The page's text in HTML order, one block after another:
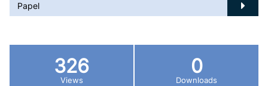
Papel
326
Views
0
Downloads